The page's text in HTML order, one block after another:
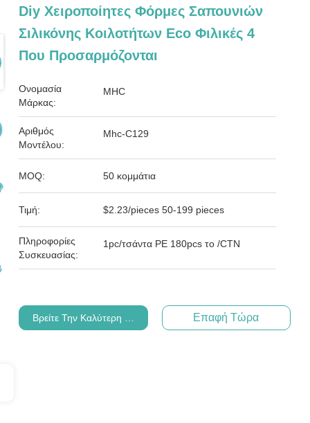
Diy Χειροποίητες Φόρμες Σαπουνιών
Σιλικόνης Κοιλοτήτων Eco Φιλικές 4
Που Προσαρμόζονται
Ονομασία
Μάρκας:
MHC
Αριθμός
Μοντέλου:
Mhc-C129
MOQ: 50 κομμάτια
Τιμή: $2.23/pieces 50-199 pieces
Πληροφορίες
Συσκευασίας:
1pc/τσάντα PE 180pcs το /CTN
Βρείτε Την Καλύτερη Τιμή Επαφή Τώρα